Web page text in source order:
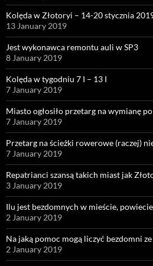
Kolęda w Złotoryi – 14-20 stycznia
13 January 2019
Jest wykonawca remontu auli w SP3
8 January 2019
Kolęda w tygodniu 7 I – 13 I
7 January 2019
Miasto ogłosiło przetarg na wymianę
7 January 2019
Przetarg na ścieżki rowerowe (raczej)
7 January 2019
Repatrianci szansą takich miast jak
3 January 2019
Ilu jest bezdomnych w mieście,
2 January 2019
Na jaką pomoc mogą liczyć bezdomni
2 January 2019